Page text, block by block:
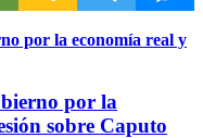
por la
sobre Caputo